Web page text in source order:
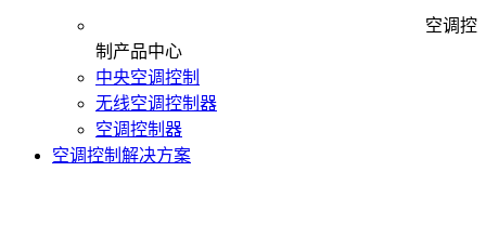
空调控
制产品中心
中央空调控制
无线空调控制器
空调控制器
空调控制解决方案